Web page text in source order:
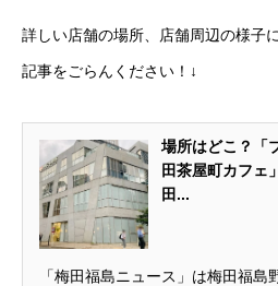
詳しい店舗の場所、店舗周辺の様子
記事をごらんください！↓
場所はどこ？「
田茶屋町カフェ
田...
「梅田福島ニュース」は梅田福